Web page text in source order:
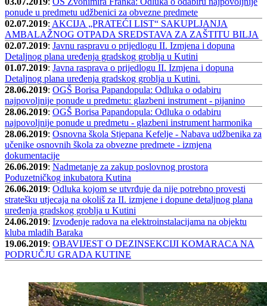
ponude u predmetu udžbenici za obvezne predmete
02.07.2019: AKCIJA „PRATEĆI LIST“ SAKUPLJANJA
AMBALAŽNOG OTPADA SREDSTAVA ZA ZAŠTITU BILJA
02.07.2019: Javnu raspravu o prijedlogu II. Izmjena i dopuna
Detaljnog plana uređenja gradskog groblja u Kutini
01.07.2019: Javna rasprava o prijedlogu II. Izmjena i dopuna
Detaljnog plana uređenja gradskog groblja u Kutini.
28.06.2019: OGŠ Borisa Papandopula: Odluka o odabiru
najpovoljnije ponude u predmetu: glazbeni instrument - pijanino
28.06.2019: OGŠ Borisa Papandopula: Odluka o odabiru
najpovoljnije ponude u predmetu - glazbeni instrument harmonika
28.06.2019: Osnovna škola Stjepana Kefelje - Nabava udžbenika za
učenike osnovnih škola za obvezne predmete - izmjena
dokumentacije
26.06.2019: Nadmetanje za zakup poslovnog prostora
Poduzetničkog inkubatora Kutina
26.06.2019: Odluka kojom se utvrđuje da nije potrebno provesti
stratešku utjecaja na okoliš za II. izmjene i dopune detaljnog plana
uređenja gradskog groblja u Kutini
24.06.2019: Izvođenje radova na elektroinstalacijama na objektu
kluba mladih Baraka
19.06.2019: OBAVIJEST O DEZINSEKCIJI KOMARACA NA
PODRUČJU GRADA KUTINE